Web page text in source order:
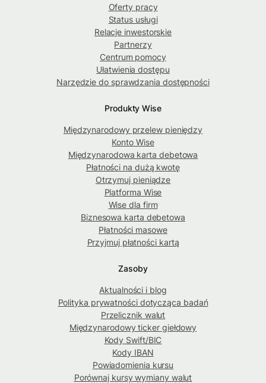
Oferty pracy
Status usługi
Relacje inwestorskie
Partnerzy
Centrum pomocy
Ułatwienia dostępu
Narzędzie do sprawdzania dostępności
Produkty Wise
Międzynarodowy przelew pieniędzy
Konto Wise
Międzynarodowa karta debetowa
Płatności na dużą kwotę
Otrzymuj pieniądze
Platforma Wise
Wise dla firm
Biznesowa karta debetowa
Płatności masowe
Przyjmuj płatności kartą
Zasoby
Aktualności i blog
Polityka prywatności dotycząca badań
Przelicznik walut
Międzynarodowy ticker giełdowy
Kody Swift/BIC
Kody IBAN
Powiadomienia kursu
Porównaj kursy wymiany walut